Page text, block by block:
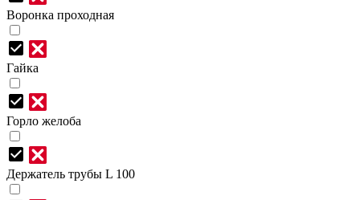
Воронка проходная
Гайка
Горло желоба
Держатель трубы L 100